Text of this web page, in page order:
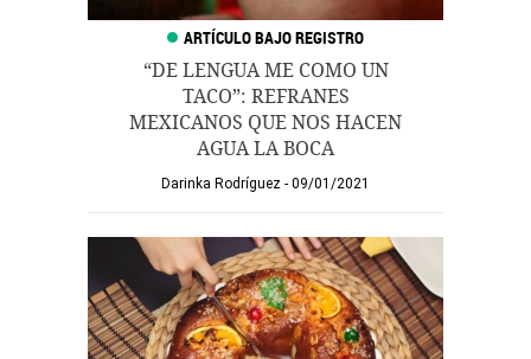
“DE LENGUA ME COMO UN
TACO”: REFRANES
MEXICANOS QUE NOS HACEN
AGUA LA BOCA
Darinka Rodríguez 09/01/2021